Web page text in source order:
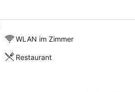
WLAN im Zimmer
Restaurant